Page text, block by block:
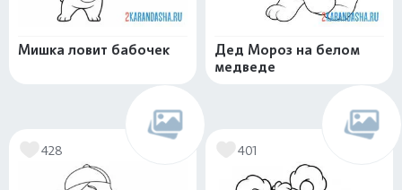
Мишка ловит бабочек
Дед Мороз на белом
медведе
428 401